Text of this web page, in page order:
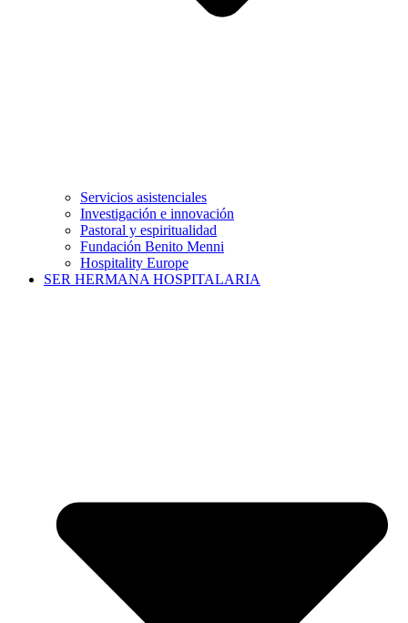
Servicios asistenciales
Investigación e innovación
Pastoral y espiritualidad
Fundación Benito Menni
Hospitality Europe
SER HERMANA HOSPITALARIA